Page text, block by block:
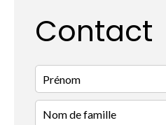
Contact